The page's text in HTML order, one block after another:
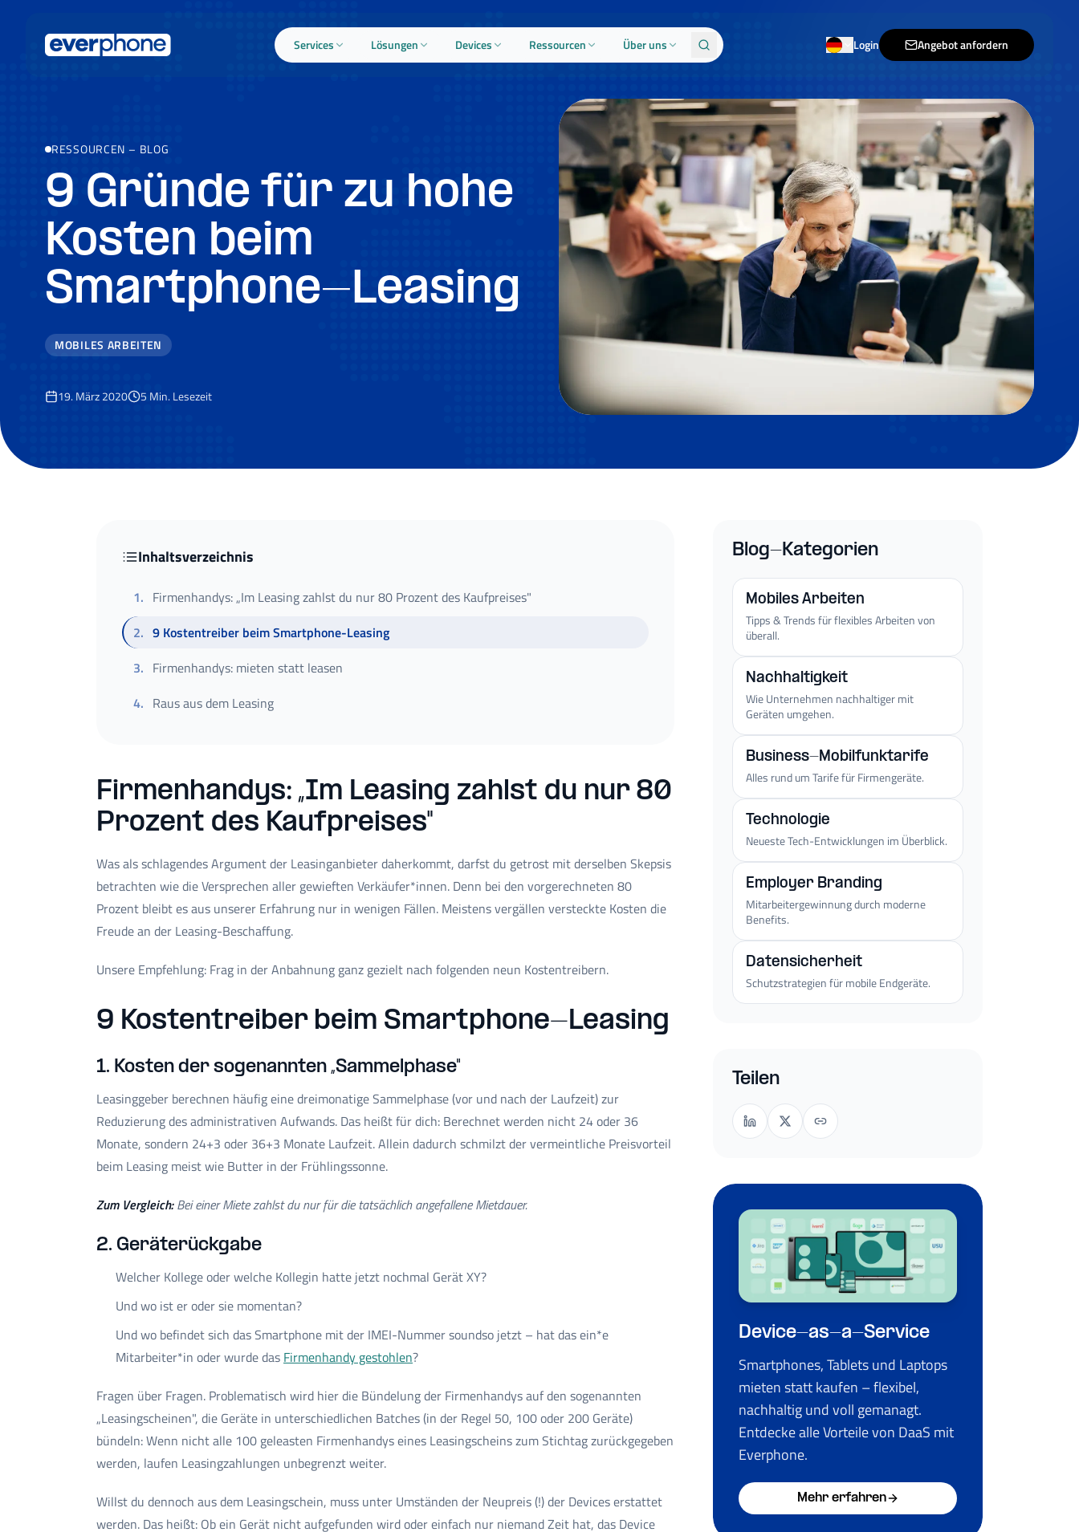
Services Lösungen Devices Ressourcen Über uns Login Angebot anfordern
RESSOURCEN – BLOG
9 Gründe für zu hohe
Kosten beim
Smartphone-Leasing
MOBILES ARBEITEN
19. März 2020 5 Min. Lesezeit
Inhaltsverzeichnis
1. Firmenhandys: „Im Leasing zahlst du nur 80 Prozent des Kaufpreises"
2. 9 Kostentreiber beim Smartphone-Leasing
3. Firmenhandys: mieten statt leasen
4. Raus aus dem Leasing
Firmenhandys: „Im Leasing zahlst du nur 80
Prozent des Kaufpreises"
Was als schlagendes Argument der Leasinganbieter daherkommt, darfst du getrost mit derselben Skepsis
betrachten wie die Versprechen aller gewieften Verkäufer*innen. Denn bei den vorgerechneten 80
Prozent bleibt es aus unserer Erfahrung nur in wenigen Fällen. Meistens vergällen versteckte Kosten die
Freude an der Leasing-Beschaffung.
Unsere Empfehlung: Frag in der Anbahnung ganz gezielt nach folgenden neun Kostentreibern.
9 Kostentreiber beim Smartphone-Leasing
1. Kosten der sogenannten „Sammelphase"
Leasinggeber berechnen häufig eine dreimonatige Sammelphase (vor und nach der Laufzeit) zur
Reduzierung des administrativen Aufwands. Das heißt für dich: Berechnet werden nicht 24 oder 36
Monate, sondern 24+3 oder 36+3 Monate Laufzeit. Allein dadurch schmilzt der vermeintliche Preisvorteil
beim Leasing meist wie Butter in der Frühlingssonne.
Zum Vergleich:Bei einer Miete zahlst du nur für die tatsächlich angefallene Mietdauer.
2. Geräterückgabe
Welcher Kollege oder welche Kollegin hatte jetzt nochmal Gerät XY?
Und wo ist er oder sie momentan?
Und wo befindet sich das Smartphone mit der IMEI-Nummer soundso jetzt – hat das ein*e
Mitarbeiter*in oder wurde das Firmenhandy gestohlen?
Fragen über Fragen. Problematisch wird hier die Bündelung der Firmenhandys auf den sogenannten
„Leasingscheinen", die Geräte in unterschiedlichen Batches (in der Regel 50, 100 oder 200 Geräte)
bündeln: Wenn nicht alle 100 geleasten Firmenhandys eines Leasingscheins zum Stichtag zurückgegeben
werden, laufen Leasingzahlungen unbegrenzt weiter.
Willst du dennoch aus dem Leasingschein, muss unter Umständen der Neupreis (!) der Devices erstattet
werden. Das heißt: Ob ein Gerät nicht aufgefunden wird oder einfach nur niemand Zeit hat, das Device
Blog-Kategorien
Mobiles Arbeiten
Tipps & Trends für flexibles Arbeiten von
überall.
Nachhaltigkeit
Wie Unternehmen nachhaltiger mit
Geräten umgehen.
Business-Mobilfunktarife
Alles rund um Tarife für Firmengeräte.
Technologie
Neueste Tech-Entwicklungen im Überblick.
Employer Branding
Mitarbeitergewinnung durch moderne
Benefits.
Datensicherheit
Schutzstrategien für mobile Endgeräte.
Teilen
Device-as-a-Service
Smartphones, Tablets und Laptops
mieten statt kaufen – flexibel,
nachhaltig und voll gemanagt.
Entdecke alle Vorteile von DaaS mit
Everphone.
Mehr erfahren